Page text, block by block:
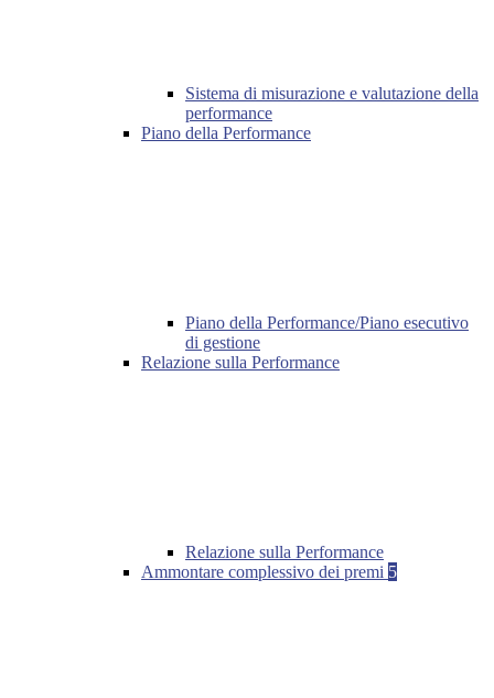
Sistema di misurazione e valutazione della
performance
Piano della Performance
Piano della Performance/Piano esecutivo
di gestione
Relazione sulla Performance
Relazione sulla Performance
Ammontare complessivo dei premi 5